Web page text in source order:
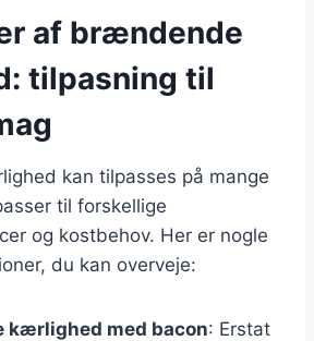
af brændende
tilpasning til
kan tilpasses på mange
til forskellige
og kostbehov. Her er nogle
du kan overveje:
kærlighed med bacon: Erstat